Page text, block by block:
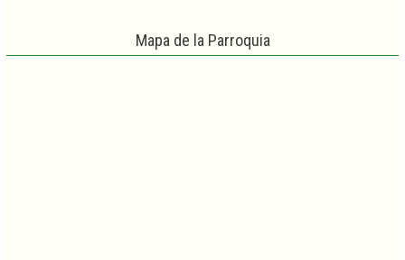
Mapa de la Parroquia